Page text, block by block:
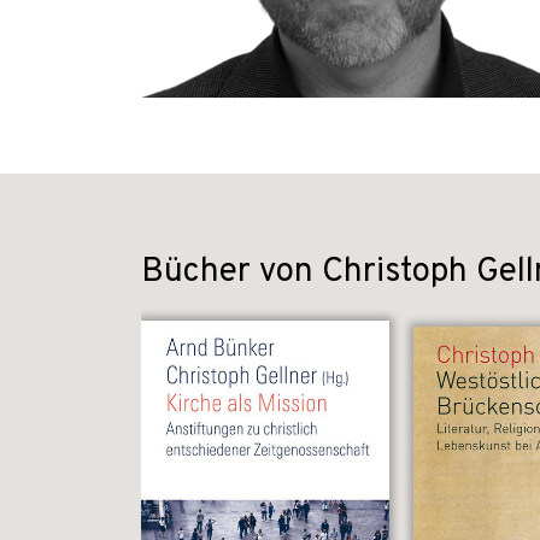
Bücher von Christoph